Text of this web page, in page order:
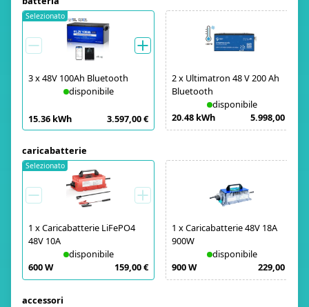
3x48V 100Ah Bluetooth
disponibile
15.36 kWh 3.597,00 €
Selezionato
2x Ultimatron 48 V 200 Ah
Bluetooth
disponibile
20.48 kWh
5.998,00 €
caricabatterie
1 xCaricabatterie LiFePO4
48V 10A
disponibile
600 W
159,00 €
Selezionato
1 xCaricabatterie 48V 18A
900W
disponibile
900 W
229,00 €
accessori